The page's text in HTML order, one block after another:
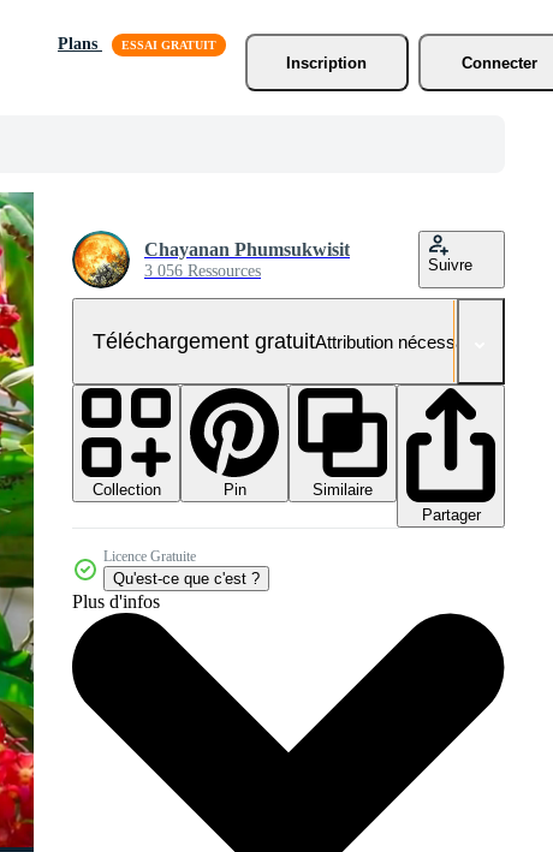
Plans
Inscription
Connecter
Chayanan Phumsukwisit
3 056 Ressources Suivre
Téléchargement gratuitAttribution nécessaire
Collection Pin
Similaire
Partager
Licence Gratuite
Qu'est-ce que c'est ?
Plus d'infos